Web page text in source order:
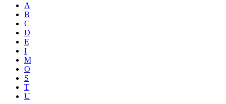
A
B
C
D
E
I
M
O
S
T
U